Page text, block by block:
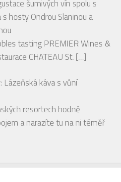
šumivých vín spolu s
hosty Ondrou Slaninou a
tasting PREMIER Wines &
káva s vůní
resortech hodně
a narazíte tu na ni téměř